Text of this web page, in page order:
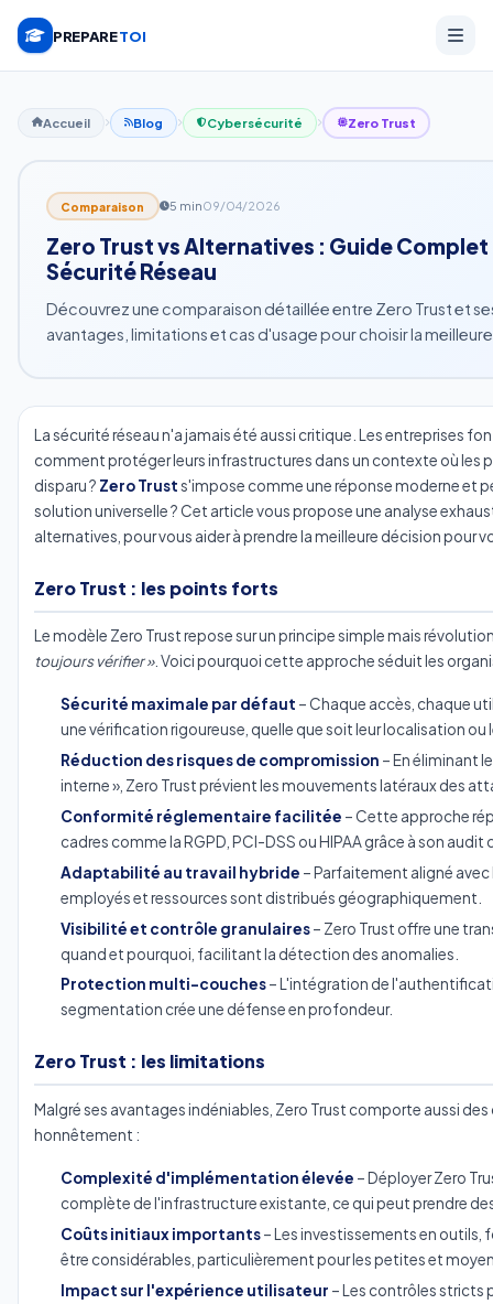
PREPARETOI
Accueil Blog Cybersécurité Zero Trust
Comparaison 5 min09/04/2026
Zero Trust vs Alternatives : Guide
Sécurité Réseau
Découvrez une comparaison détaillée entre Zero Trust et
avantages, limitations et cas d'usage pour choisir la
La sécurité réseau n'a jamais été aussi critique. Les entreprises
comment protéger leurs infrastructures dans un contexte où les
disparu ? Zero Trusts'impose comme une réponse moderne et
solution universelle ? Cet article vous propose une analyse
alternatives, pour vous aider à prendre la meilleure décision pour
Zero Trust : les points forts
Le modèle Zero Trust repose sur un principe simple mais
toujours vérifier ». Voici pourquoi cette approche séduit les
Sécurité maximale par défaut – Chaque accès, chaque
une vérification rigoureuse, quelle que soit leur localisation ou
Réduction des risques de compromission – En éliminant
interne », Zero Trust prévient les mouvements latéraux des
Conformité réglementaire facilitée – Cette approche
cadres comme la RGPD, PCI-DSS ou HIPAA grâce à son
Adaptabilité au travail hybride – Parfaitement aligné
employés et ressources sont distribués géographiquement.
Visibilité et contrôle granulaires– Zero Trust offre une
quand et pourquoi, facilitant la détection des anomalies.
Protection multi-couches– L'intégration de
segmentation crée une défense en profondeur.
Zero Trust : les limitations
Malgré ses avantages indéniables, Zero Trust comporte aussi
honnêtement :
Complexité d'implémentation élevée – Déployer Zero
complète de l'infrastructure existante, ce qui peut prendre
Coûts initiaux importants– Les investissements en
être considérables, particulièrement pour les petites et
Impact sur l'expérience utilisateur – Les contrôles stricts